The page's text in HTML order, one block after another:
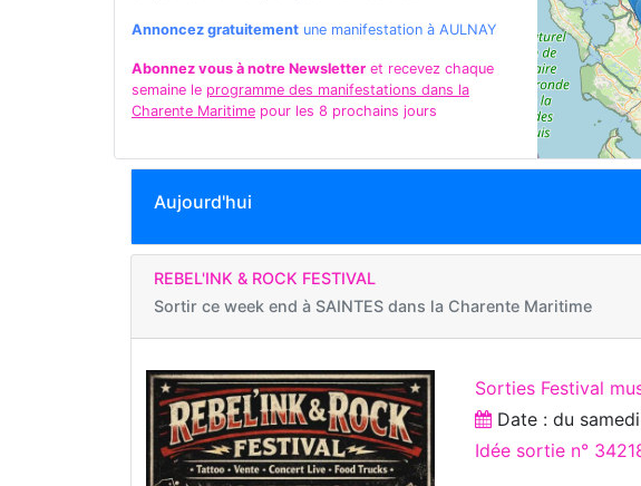
Annoncez gratuitement une manifestation à AULNAY
Abonnez vous à notre Newsletter et recevez chaque
semaine le programme des manifestations dans la
Charente Maritime pour les 8 prochains jours
Aujourd'hui
REBEL'INK & ROCK FESTIVAL
Sortir ce week end à SAINTES dans la Charente Maritime
Sorties Festival
Date : du
Idée sortie n°